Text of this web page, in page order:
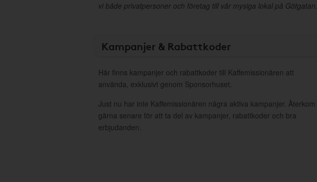
vi både privatpersoner och företag till vår mysiga lokal på Götgatan.
Kampanjer & Rabattkoder
Här finns kampanjer och rabattkoder till Kaffemissionären att
använda, exklusivt genom Sponsorhuset.
Just nu har inte Kaffemissionären några aktiva kampanjer. Återkom
gärna senare för att ta del av kampanjer, rabattkoder och bra
erbjudanden.